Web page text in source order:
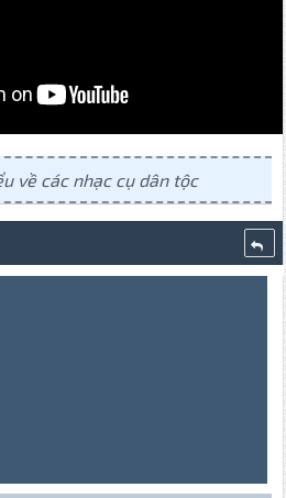
về các nhạc cụ dân tộc